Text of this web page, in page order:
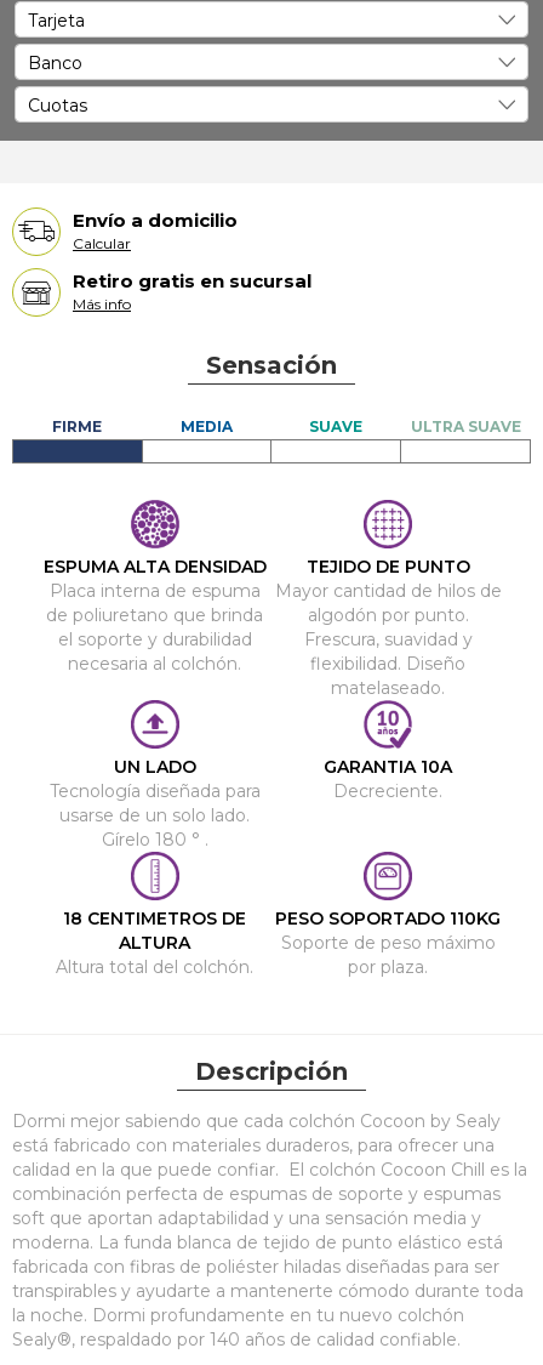
Envío a domicilio
Calcular
Retiro gratis en sucursal
Más info
Sensación
ESPUMA ALTA DENSIDAD
Placa interna de espuma
de poliuretano que brinda
el soporte y durabilidad
necesaria al colchón.
TEJIDO DE PUNTO
Mayor cantidad de hilos de
algodón por punto.
Frescura, suavidad y
flexibilidad. Diseño
matelaseado.
UN LADO
Tecnología diseñada para
usarse de un solo lado.
Gírelo 180 ° .
GARANTIA 10A
Decreciente.
18 CENTIMETROS DE
ALTURA
Altura total del colchón.
PESO SOPORTADO 110KG
Soporte de peso máximo
por plaza.
Descripción
Dormi mejor sabiendo que cada colchón Cocoon by Sealy
está fabricado con materiales duraderos, para ofrecer una
calidad en la que puede confiar. El colchón Cocoon Chill es la
combinación perfecta de espumas de soporte y espumas
soft que aportan adaptabilidad y una sensación media y
moderna. La funda blanca de tejido de punto elástico está
fabricada con fibras de poliéster hiladas diseñadas para ser
transpirables y ayudarte a mantenerte cómodo durante toda
la noche. Dormi profundamente en tu nuevo colchón
Sealy®, respaldado por 140 años de calidad confiable.